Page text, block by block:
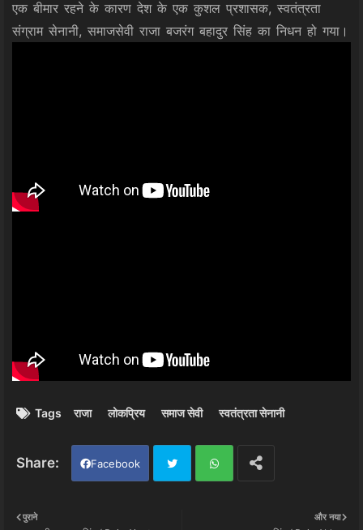
एक बीमार रहने के कारण देश के एक कुशल प्रशासक, स्वतंत्रता
संग्राम सेनानी, समाजसेवी राजा बजरंग बहादुर सिंह का निधन हो गया।
Tags राजा लोकप्रिय समाज सेवी स्वतंत्रता सेनानी
Facebook
और नया
पुराने